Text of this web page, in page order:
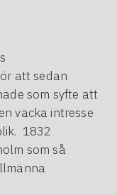
att sedan
som syfte att
väcka intresse
1832
som så